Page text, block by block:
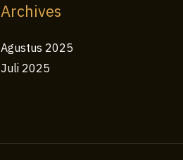
Archives
Agustus 2025
Juli 2025